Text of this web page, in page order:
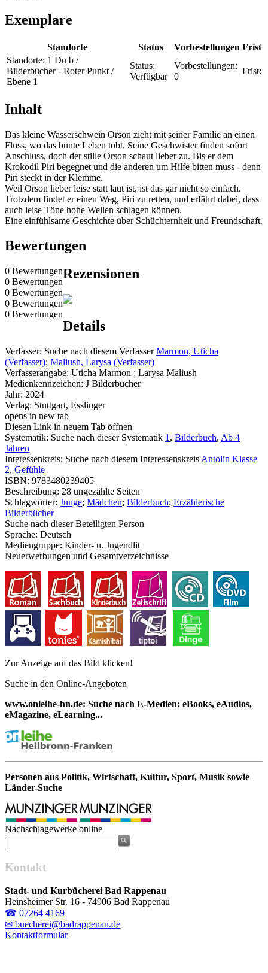
Exemplare
Standorte Status Vorbestellungen Frist
Standorte: 1 Du b /
Bilderbücher - Roter Punkt /
Ebene 1
Status:
Verfügbar
Vorbestellungen:
0
Frist:
Inhalt
Das kleine Wasserschwein Orson zieht mit seiner Familie an einen
Fluss, wo das bunte Leben tobt. Seine Geschwister finden sofort
Anschluss, doch der stille Orson schaut lieber zu. Bis er dem
Krokodil Piri begegnet und die anderen um Hilfe bitten muss - denn
Piri steckt in der Klemme.
Weil Orson lieber leise statt laut ist, ist das gar nicht so einfach.
Trotzdem findet er einen Weg, Piri zu retten, und erfährt dabei, dass
auch leise Töne hohe Wellen schlagen können.
Eine einfühlsame Geschichte über Schüchternheit und Freundschaft.
Bewertungen
0 Bewertungen
0 Bewertungen
0 Bewertungen
0 Bewertungen
0 Bewertungen
Rezensionen
Details
Verfasser: Suche nach diesem Verfasser Marmon, Uticha
(Verfasser); Maliush, Larysa (Verfasser)
Verfasserangabe: Uticha Marmon ; Larysa Maliush
Medienkennzeichen: J Bilderbücher
Jahr: 2024
Verlag: Stuttgart, Esslinger
opens in new tab
Diesen Link in neuem Tab öffnen
Systematik: Suche nach dieser Systematik 1 , Bilderbuch, Ab 4
Jahren
Interessenkreis: Suche nach diesem Interessenskreis Antolin Klasse
2, Gefühle
ISBN: 9783480239405
Beschreibung: 28 ungezählte Seiten
Schlagwörter: Junge; Mädchen; Bilderbuch; Erzählerische
Bilderbücher
Suche nach dieser Beteiligten Person
Sprache: Deutsch
Mediengruppe: Kinder- u. Jugendlit
Neuerwerbungen und Gesamtverzeichnisse
Zur Anzeige auf das Bild klicken!
Suche in den Online-Angeboten
www.onleihe-hn.de: Suche nach E-Medien: eBooks, eAudios,
eMagazine, eLearning...
Personen aus Politik, Wirtschaft, Kultur, Sport, Musik sowie
Länder-Suche
Nachschlagewerke online
Kontakt
Stadt- und Kurbücherei Bad Rappenau
Heinsheimer Str. 16 - 74906 Bad Rappenau
☎ 07264 4169
✉ buecherei@badrappenau.de
Kontaktformular